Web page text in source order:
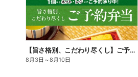
【旨さ格別、こだわり尽くし】ご予約弁当
8月3日 ～8月10日